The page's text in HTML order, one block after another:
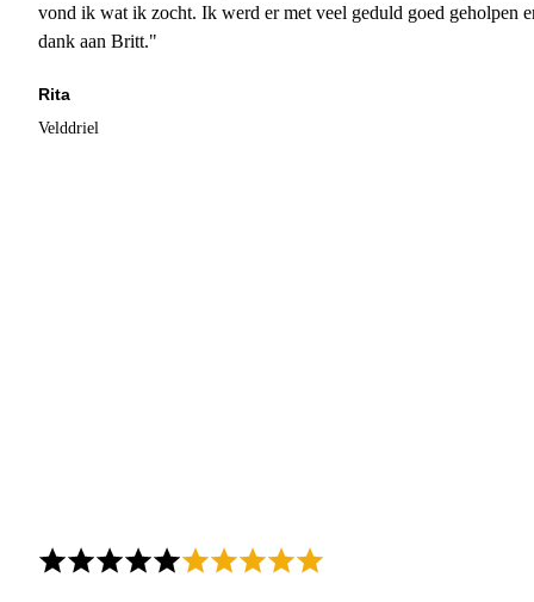
vond ik wat ik zocht. Ik werd er met veel geduld goed geholpen
dank aan Britt."
Rita
Velddriel